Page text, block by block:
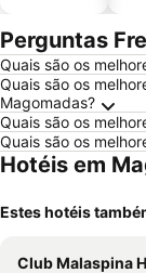
Perguntas
Quais são os
Quais são os
Magomadas?
Quais são os
Quais são os
Hotéis em
Estes hotéis
Club Malaspina